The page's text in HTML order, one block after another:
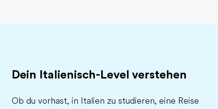
Dein Italienisch-Level verstehen
Ob du vorhast, in Italien zu studieren, eine Reise